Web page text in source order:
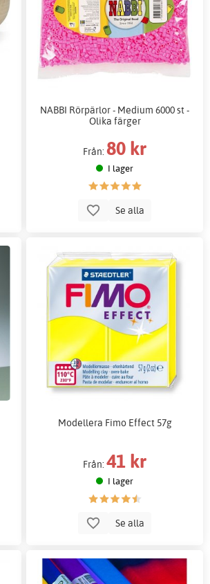
NABBI Rörpärlor - Medium 6000 st -
Olika färger
Från:80 kr
I lager
Se alla
Modellera Fimo Effect 57g
Från:41 kr
I lager
Se alla